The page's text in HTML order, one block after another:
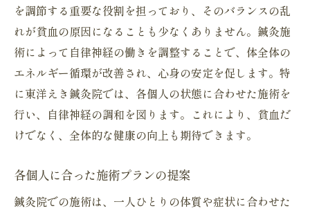
を調節する重要な役割を担っており、そのバランスの乱
れが貧血の原因になることも少なくありません。鍼灸施
術によって自律神経の働きを調整することで、体全体の
エネルギー循環が改善され、心身の安定を促します。特
に東洋えき鍼灸院では、各個人の状態に合わせた施術を
行い、自律神経の調和を図ります。これにより、貧血だ
けでなく、全体的な健康の向上も期待できます。
各個人に合った施術プランの提案
鍼灸院での施術は、一人ひとりの体質や症状に合わせた